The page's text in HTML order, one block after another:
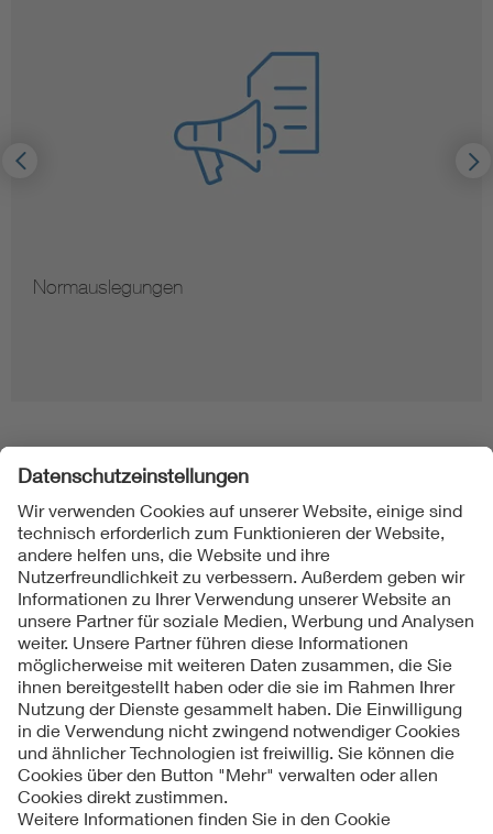
Normauslegungen
Folgen Sie uns
Kontakt
Impressum
Datenschutzinformationen